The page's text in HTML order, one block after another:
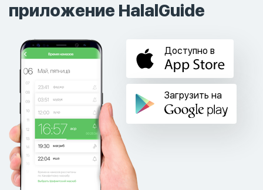
приложение HalalGuide
Доступно в
Загрузить на